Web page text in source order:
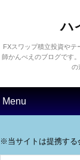
ハ
FXスワップ積立投資や
師かんべえのブログです
の
第1メニュー
※当サイトは提携する